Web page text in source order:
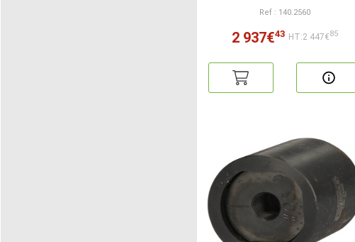
Ref : 140.2560
2 937€43 HT:2 447€85